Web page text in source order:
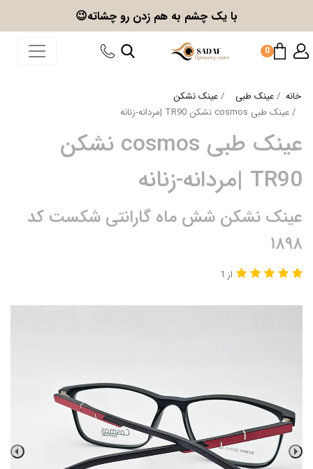
با یک چشم به هم زدن رو چشاته😉
0
خانه عینک طبی
عینک نشکن
عینک طبی cosmos نشکن TR90 |مردانه-زنانه
عینک طبی cosmos نشکن
TR90 |مردانه-زنانه
عینک نشکن شش ماه گارانتی شکست کد
۱۸۹۸
از 1